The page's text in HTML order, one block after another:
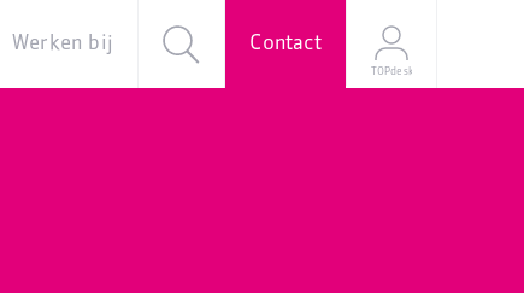
Werken bij Contact
TOPdesk